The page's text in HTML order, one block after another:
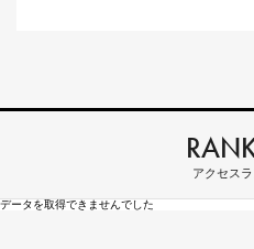
アクセス
データを取得できませんでした